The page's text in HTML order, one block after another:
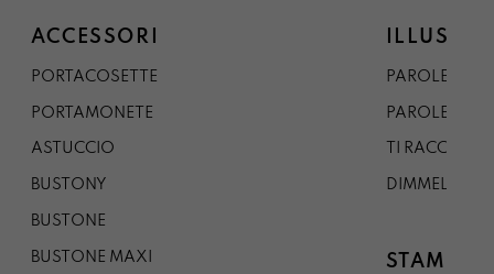
ACCESSORI
PORTACOSETTE
PORTAMONETE
ASTUCCIO
BUSTONY
BUSTONE
BUSTONE MAXI
PAROLE DAL
PAROLE DA
TI
DIMMELO
STAMPE